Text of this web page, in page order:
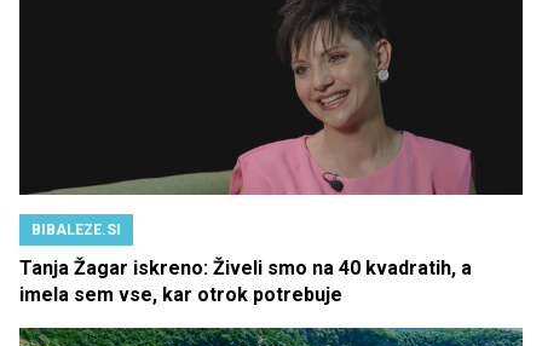
BIBALEZE.SI
Tanja Žagar iskreno: Živeli smo na 40 kvadratih, a
imela sem vse, kar otrok potrebuje